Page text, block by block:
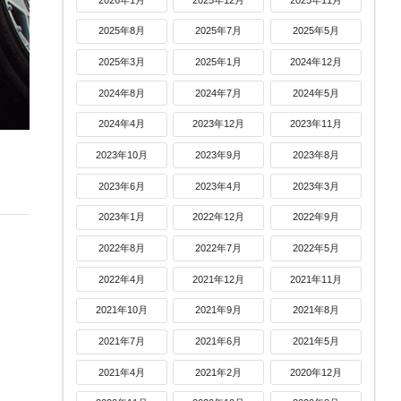
2025年8月 2025年7月 2025年5月
2025年3月 2025年1月 2024年12月
2024年8月 2024年7月 2024年5月
2024年4月 2023年12月 2023年11月
2023年10月 2023年9月 2023年8月
2023年6月 2023年4月 2023年3月
2023年1月 2022年12月 2022年9月
2022年8月 2022年7月 2022年5月
2022年4月 2021年12月 2021年11月
2021年10月 2021年9月 2021年8月
2021年7月 2021年6月 2021年5月
2021年4月 2021年2月 2020年12月